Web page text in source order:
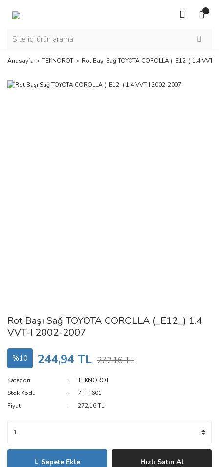
Anasayfa TEKNOROT Rot Başı Sağ TOYOTA COROLLA (_E12_) 1.4
Rot Başı Sağ TOYOTA COROLLA (_E12_) 1.4
VVT-I 2002-2007
%10 244,94 TL 272,16 TL
Kategori
TEKNOROT
Stok Kodu
7T-T-601
Fiyat
272,16 TL
Sepete Ekle Hızlı Satın Al